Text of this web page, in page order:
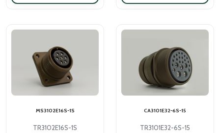
MS3102E16S-1S
TR3102E16S-1S
CA3101E32-6S-15
TR3101E32-6S-15